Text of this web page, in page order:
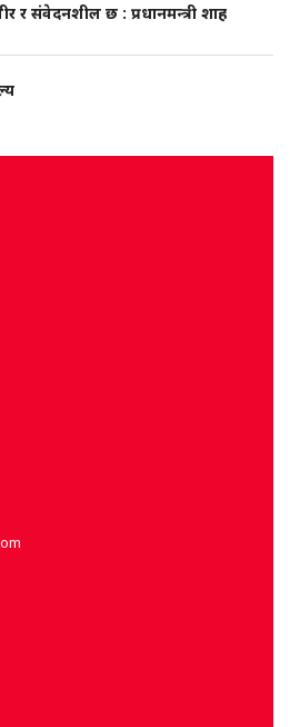
र संवेदनशील छ : प्रधानमन्त्री शाह